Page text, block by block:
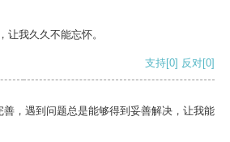
让我久久不能忘怀。
支持[0] 反对[0]
，遇到问题总是能够得到妥善解决，让我能